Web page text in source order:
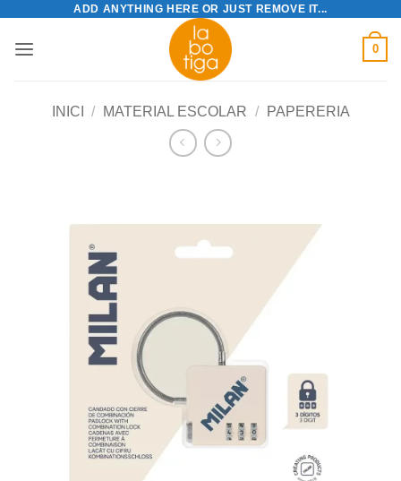
content
ADD ANYTHING HERE OR JUST REMOVE IT...
0
INICI / MATERIAL ESCOLAR / PAPERERIA